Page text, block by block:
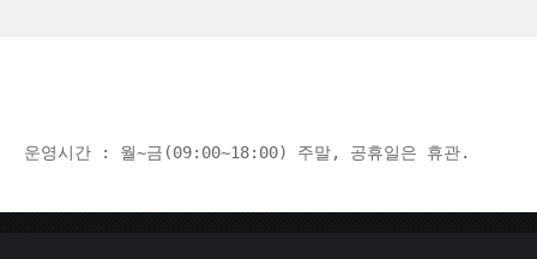
운영시간 : 월~금(09:00~18:00) 주말, 공휴일은 휴관.